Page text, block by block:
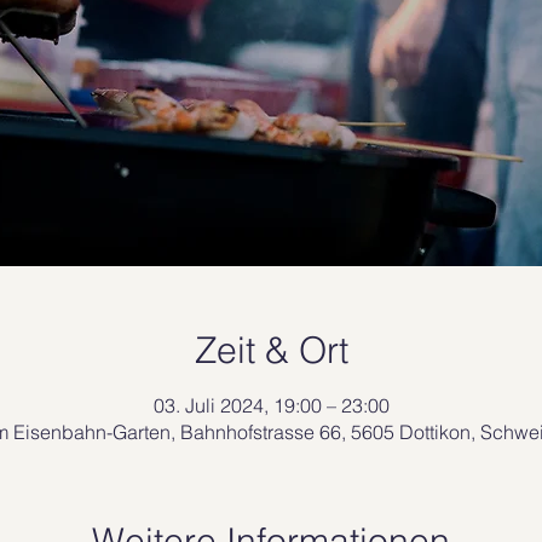
Zeit & Ort
03. Juli 2024, 19:00 – 23:00
Eisenbahn-Garten, Bahnhofstrasse 66, 5605 Dottikon,